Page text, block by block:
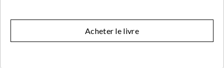
Acheter le livre